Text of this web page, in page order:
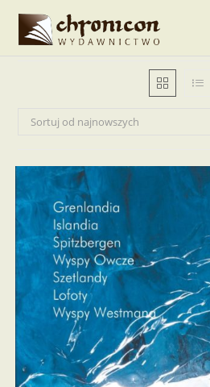
treści
Sortuj od najnowszych